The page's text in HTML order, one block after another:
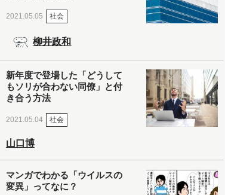
2021.05.05 社会
柳井政和
新年度で登場した「どうして
もソリが合わない同僚」と付
き合う方法
2021.05.04 社会
山口博
マンガでわかる「ウイルスの
変異」ってなに？